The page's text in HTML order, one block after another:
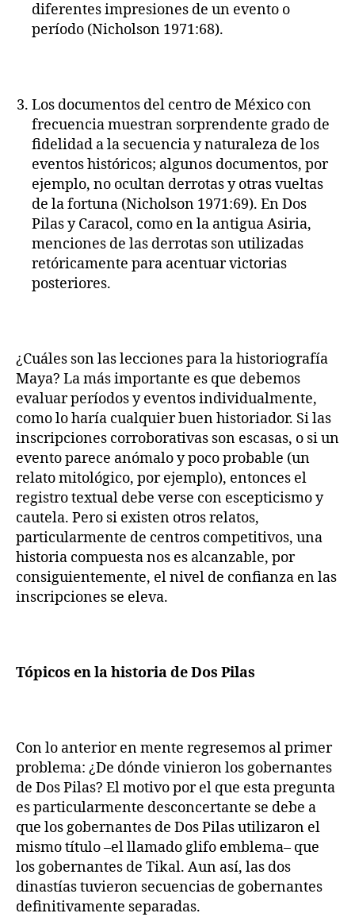
diferentes impresiones de un evento o
período (Nicholson 1971:68).
Los documentos del centro de México con
frecuencia muestran sorprendente grado de
fidelidad a la secuencia y naturaleza de los
eventos históricos; algunos documentos, por
ejemplo, no ocultan derrotas y otras vueltas
de la fortuna (Nicholson 1971:69). En Dos
Pilas y Caracol, como en la antigua Asiria,
menciones de las derrotas son utilizadas
retóricamente para acentuar victorias
posteriores.
¿Cuáles son las lecciones para la historiografía
Maya? La más importante es que debemos
evaluar períodos y eventos individualmente,
como lo haría cualquier buen historiador. Si las
inscripciones corroborativas son escasas, o si un
evento parece anómalo y poco probable (un
relato mitológico, por ejemplo), entonces el
registro textual debe verse con escepticismo y
cautela. Pero si existen otros relatos,
particularmente de centros competitivos, una
historia compuesta nos es alcanzable, por
consiguientemente, el nivel de confianza en las
inscripciones se eleva.
Tópicos en la historia de Dos Pilas
Con lo anterior en mente regresemos al primer
problema: ¿De dónde vinieron los gobernantes
de Dos Pilas? El motivo por el que esta pregunta
es particularmente desconcertante se debe a
que los gobernantes de Dos Pilas utilizaron el
mismo título –el llamado glifo emblema– que
los gobernantes de Tikal. Aun así, las dos
dinastías tuvieron secuencias de gobernantes
definitivamente separadas.